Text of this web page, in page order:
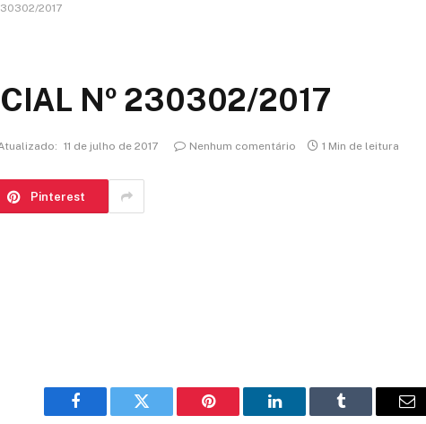
2017
Nº 230302/2017
11 de julho de 2017 Nenhum comentário 1 Min de leitura
Pinterest
Facebook Twitter Pinterest LinkedIn Tumblr
E-